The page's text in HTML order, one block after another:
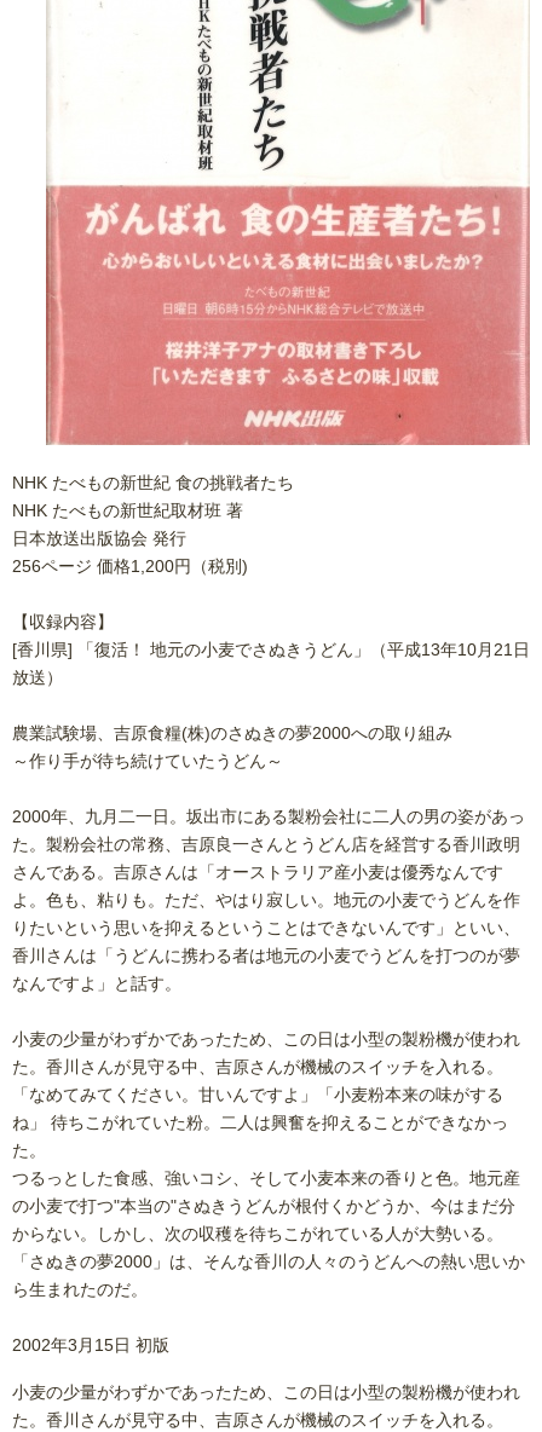
NHK たべもの新世紀 食の挑戦者たち
NHK たべもの新世紀取材班 著
日本放送出版協会 発行
256ページ 価格1,200円（税別)
【収録内容】
[香川県] 「復活！ 地元の小麦でさぬきうどん」（平成13年10月21日
放送）
農業試験場、吉原食糧(株)のさぬきの夢2000への取り組み
～作り手が待ち続けていたうどん～
2000年、九月二一日。坂出市にある製粉会社に二人の男の姿があっ
た。製粉会社の常務、吉原良一さんとうどん店を経営する香川政明
さんである。吉原さんは「オーストラリア産小麦は優秀なんです
よ。色も、粘りも。ただ、やはり寂しい。地元の小麦でうどんを作
りたいという思いを抑えるということはできないんです」といい、
香川さんは「うどんに携わる者は地元の小麦でうどんを打つのが夢
なんですよ」と話す。
小麦の少量がわずかであったため、この日は小型の製粉機が使われ
た。香川さんが見守る中、吉原さんが機械のスイッチを入れる。
「なめてみてください。甘いんですよ」「小麦粉本来の味がする
ね」 待ちこがれていた粉。二人は興奮を抑えることができなかっ
た。
つるっとした食感、強いコシ、そして小麦本来の香りと色。地元産
の小麦で打つ"本当の"さぬきうどんが根付くかどうか、今はまだ分
からない。しかし、次の収穫を待ちこがれている人が大勢いる。
「さぬきの夢2000」は、そんな香川の人々のうどんへの熱い思いか
ら生まれたのだ。
2002年3月15日 初版
小麦の少量がわずかであったため、この日は小型の製粉機が使われ
た。香川さんが見守る中、吉原さんが機械のスイッチを入れる。